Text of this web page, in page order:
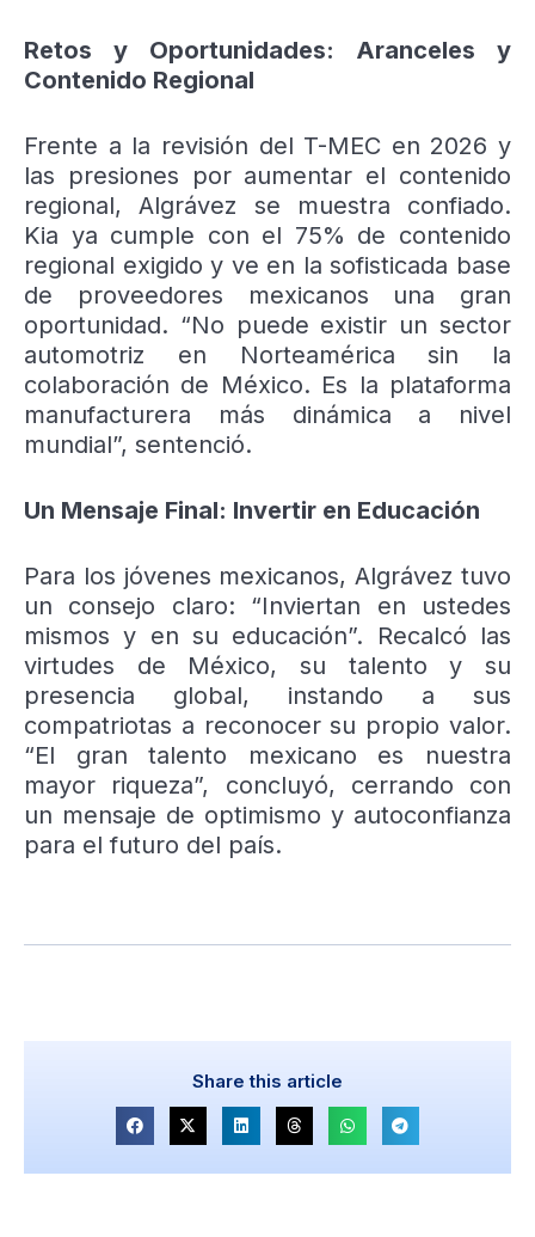
Retos y Oportunidades: Aranceles y
Contenido Regional
Frente a la revisión del T-MEC en 2026 y
las presiones por aumentar el contenido
regional, Algrávez se muestra confiado.
Kia ya cumple con el 75% de contenido
regional exigido y ve en la sofisticada base
de proveedores mexicanos una gran
oportunidad. “No puede existir un sector
automotriz en Norteamérica sin la
colaboración de México. Es la plataforma
manufacturera más dinámica a nivel
mundial”, sentenció.
Un Mensaje Final: Invertir en Educación
Para los jóvenes mexicanos, Algrávez tuvo
un consejo claro: “Inviertan en ustedes
mismos y en su educación”. Recalcó las
virtudes de México, su talento y su
presencia global, instando a sus
compatriotas a reconocer su propio valor.
“El gran talento mexicano es nuestra
mayor riqueza”, concluyó, cerrando con
un mensaje de optimismo y autoconfianza
para el futuro del país.
Share this article